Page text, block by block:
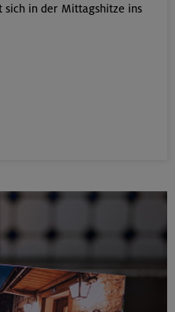
im Altmühltal
sich in der Mittagshitze ins